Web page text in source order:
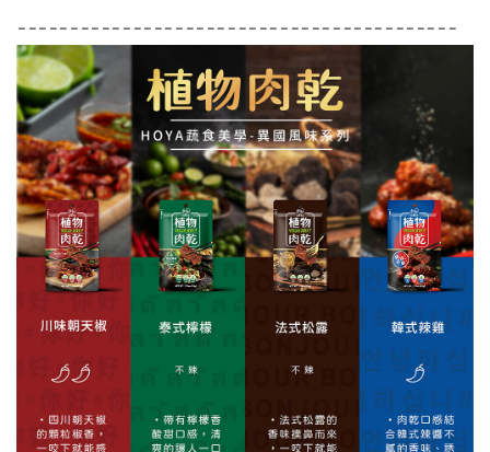
------------------------------------------